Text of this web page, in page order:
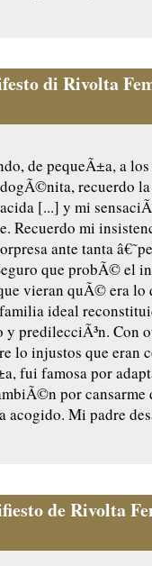
di Rivolta
de pequeÃ±a, a
recuerdo
[...] y mi
Recuerdo mi
ante tanta
que probÃ© el
vieran quÃ© era lo
ideal
predilecciÃ³n. Con
lo injustos que eran
fui famosa por
por cansarme
Mi padre
de Rivolta